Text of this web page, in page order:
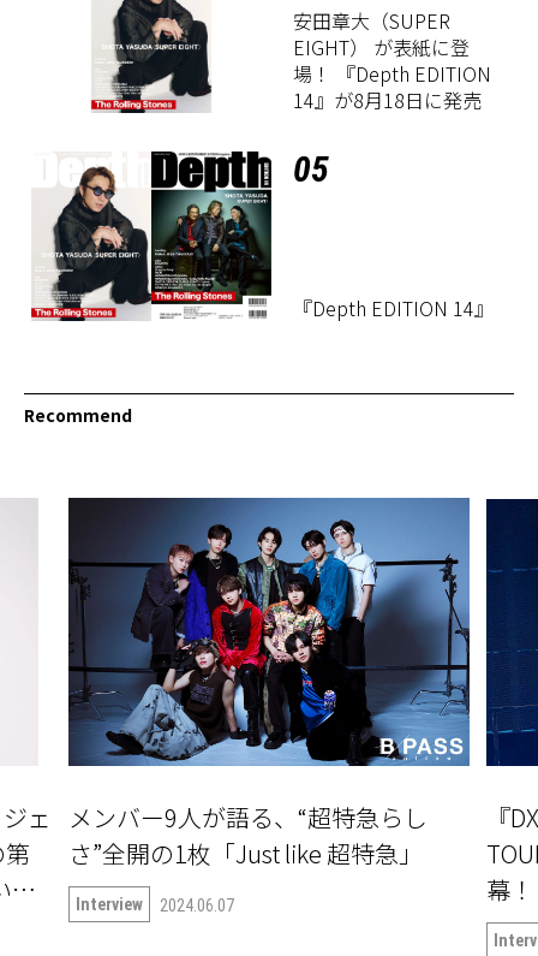
安田章大（SUPER
EIGHT） が表紙に登
場！ 『Depth EDITION
14』が8月18日に発売
05
『Depth EDITION 14』
Recommend
ェ
第
て
メンバー9人が語る、“超特急らし
さ”全開の1枚「Just like 超特急」
Interview 2024.06.07
『